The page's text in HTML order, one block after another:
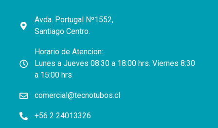
Avda. Portugal Nº1552,
Santiago Centro.
Horario de Atencion:
Lunes a Jueves 08:30 a 18:00 hrs. Viernes 8:30
a 15:00 hrs
comercial@tecnotubos.cl
+56 2 24013326